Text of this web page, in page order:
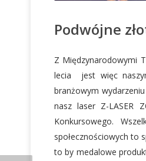
Podwójne
Z Międzynarodowymi
lecia jest więc
branżowym
nasz laser Z-LASER
Konkursowego.
społecznościowych to
to by medalowe